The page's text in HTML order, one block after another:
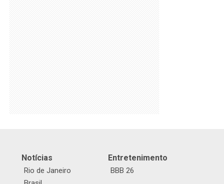
Notícias
Rio de Janeiro
Entretenimento
BBB 26